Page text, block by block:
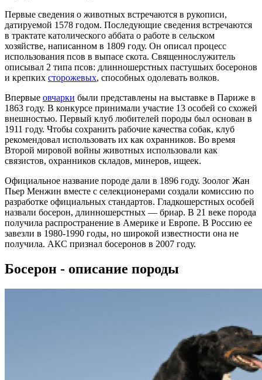
Первые сведения о животных встречаются в рукописи,
датируемой 1578 годом. Последующие сведения встречаются
в трактате католического аббата о работе в сельском
хозяйстве, написанном в 1809 году. Он описал процесс
использования псов в выпасе скота. Священнослужитель
описывал 2 типа псов: длинношерстных пастушьих босеронов
и крепких сторожевых, способных одолевать волков.
Впервые овчарки были представлены на выставке в Париже в
1863 году. В конкурсе принимали участие 13 особей со схожей
внешностью. Первый клуб любителей породы был основан в
1911 году. Чтобы сохранить рабочие качества собак, клуб
рекомендовал использовать их как охранников. Во время
Второй мировой войны животных использовали как
связистов, охранников складов, минеров, ищеек.
Официальное название породе дали в 1896 году. Зоолог Жан
Пьер Менжин вместе с селекционерами создали комиссию по
разработке официальных стандартов. Гладкошерстных особей
назвали босерон, длинношерстных — бриар. В 21 веке порода
получила распространение в Америке и Европе. В Россию ее
завезли в 1980-1990 годы, но широкой известности она не
получила. АКС признал босеронов в 2007 году.
Босерон - описание породы